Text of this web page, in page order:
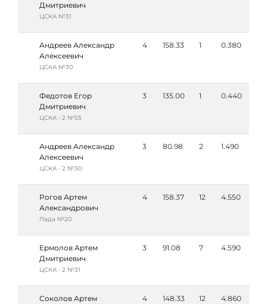
Дмитриевич
ЦСКА №31
Андреев Александр
Алексеевич
ЦСКА №30
4 158.33 1 0.380
Федотов Егор
Дмитриевич
ЦСКА • 2 №55
3 135.00 1 0.440
Андреев Александр
Алексеевич
ЦСКА • 2 №30
3 80.98 2 1.490
Рогов Артем
Александрович
Лада №20
4 158.37 12 4.550
Ермолов Артем
Дмитриевич
ЦСКА • 2 №31
3 91.08 7 4.590
Соколов Артем
4 148.33 12 4.860